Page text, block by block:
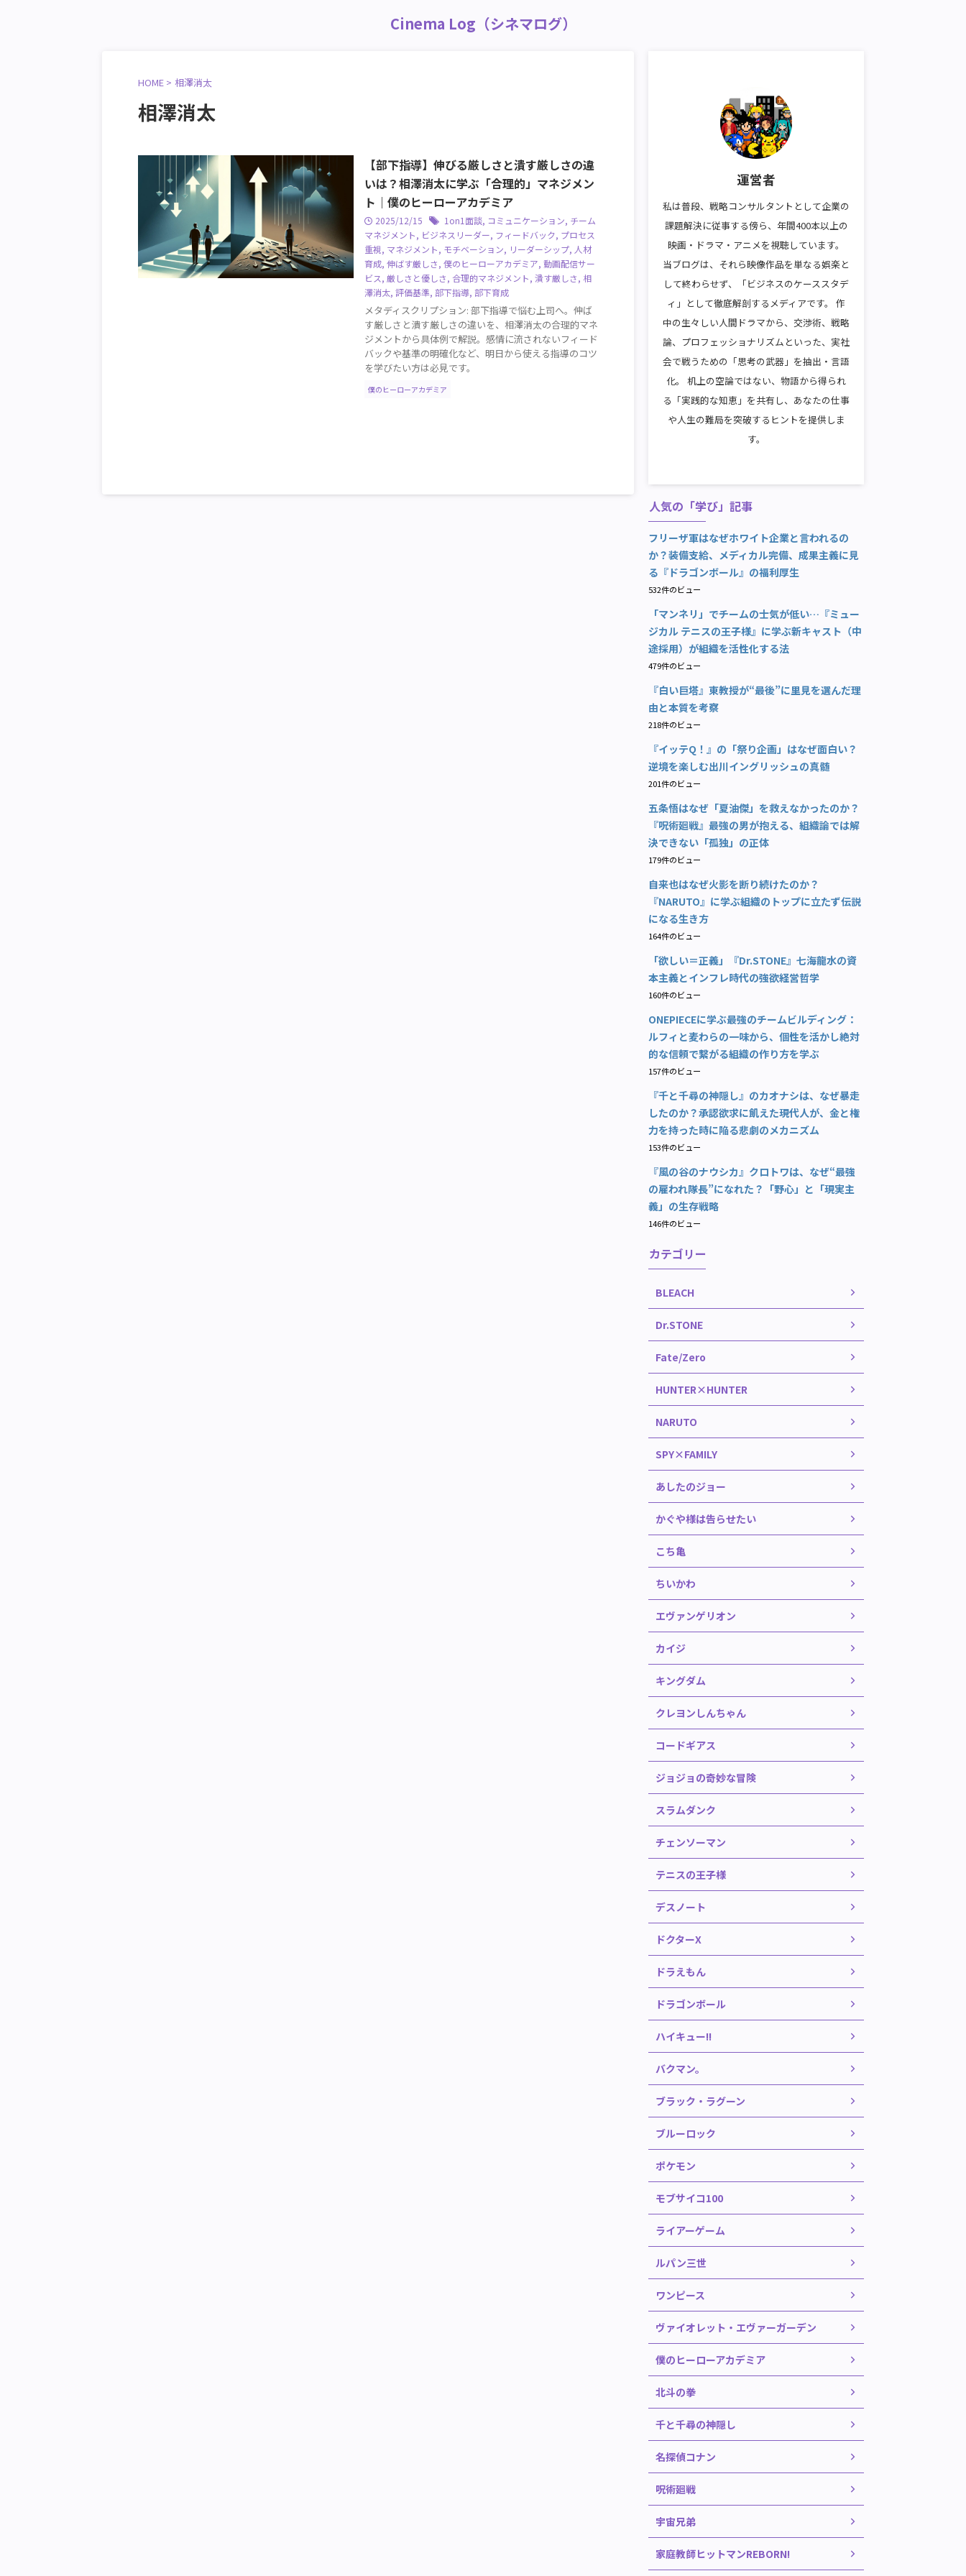
Cinema Log（シネマログ）
HOME > 相澤消太
相澤消太
【部下指導】伸びる厳しさと潰す厳しさの違
いは？相澤消太に学ぶ「合理的」マネジメン
ト｜僕のヒーローアカデミア
2025/12/15 1on1面談, コミュニケーション, チーム
マネジメント, ビジネスリーダー, フィードバック, プロセス
重視, マネジメント, モチベーション, リーダーシップ, 人材
育成, 伸ばす厳しさ, 僕のヒーローアカデミア, 動画配信サー
ビス, 厳しさと優しさ, 合理的マネジメント, 潰す厳しさ, 相
澤消太, 評価基準, 部下指導, 部下育成
メタディスクリプション: 部下指導で悩む上司へ。伸ば
す厳しさと潰す厳しさの違いを、相澤消太の合理的マネ
ジメントから具体例で解説。感情に流されないフィード
バックや基準の明確化など、明日から使える指導のコツ
を学びたい方は必見です。
僕のヒーローアカデミア
運営者
私は普段、戦略コンサルタントとして企業の
課題解決に従事する傍ら、年間400本以上の
映画・ドラマ・アニメを視聴しています。
当ブログは、それら映像作品を単なる娯楽と
して終わらせず、「ビジネスのケーススタデ
ィ」として徹底解剖するメディアです。 作
中の生々しい人間ドラマから、交渉術、戦略
論、プロフェッショナリズムといった、実社
会で戦うための「思考の武器」を抽出・言語
化。 机上の空論ではない、物語から得られ
る「実践的な知恵」を共有し、あなたの仕事
や人生の難局を突破するヒントを提供しま
す。
人気の「学び」記事
フリーザ軍はなぜホワイト企業と言われるの
か？装備支給、メディカル完備、成果主義に見
る『ドラゴンボール』の福利厚生
532件のビュー
「マンネリ」でチームの士気が低い…『ミュー
ジカル テニスの王子様』に学ぶ新キャスト（中
途採用）が組織を活性化する法
479件のビュー
『白い巨塔』東教授が“最後”に里見を選んだ理
由と本質を考察
218件のビュー
『イッテQ！』の「祭り企画」はなぜ面白い？
逆境を楽しむ出川イングリッシュの真髄
201件のビュー
五条悟はなぜ「夏油傑」を救えなかったのか？
『呪術廻戦』最強の男が抱える、組織論では解
決できない「孤独」の正体
179件のビュー
自来也はなぜ火影を断り続けたのか？
『NARUTO』に学ぶ組織のトップに立たず伝説
になる生き方
164件のビュー
「欲しい＝正義」『Dr.STONE』七海龍水の資
本主義とインフレ時代の強欲経営哲学
160件のビュー
ONEPIECEに学ぶ最強のチームビルディング：
ルフィと麦わらの一味から、個性を活かし絶対
的な信頼で繋がる組織の作り方を学ぶ
157件のビュー
『千と千尋の神隠し』のカオナシは、なぜ暴走
したのか？承認欲求に飢えた現代人が、金と権
力を持った時に陥る悲劇のメカニズム
153件のビュー
『風の谷のナウシカ』クロトワは、なぜ“最強
の雇われ隊長”になれた？「野心」と「現実主
義」の生存戦略
146件のビュー
カテゴリー
BLEACH
Dr.STONE
Fate/Zero
HUNTER×HUNTER
NARUTO
SPY×FAMILY
あしたのジョー
かぐや様は告らせたい
こち亀
ちいかわ
エヴァンゲリオン
カイジ
キングダム
クレヨンしんちゃん
コードギアス
ジョジョの奇妙な冒険
スラムダンク
チェンソーマン
テニスの王子様
デスノート
ドクターX
ドラえもん
ドラゴンボール
ハイキュー!!
バクマン。
ブラック・ラグーン
ブルーロック
ポケモン
モブサイコ100
ライアーゲーム
ルパン三世
ワンピース
ヴァイオレット・エヴァーガーデン
僕のヒーローアカデミア
北斗の拳
千と千尋の神隠し
名探偵コナン
呪術廻戦
宇宙兄弟
家庭教師ヒットマンREBORN!